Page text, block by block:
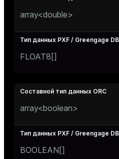
array<double>
FLOAT8[]
array<boolean>
BOOLEAN[]